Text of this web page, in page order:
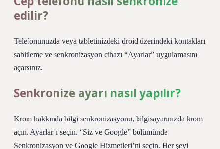
edilir?
Telefonunuzda veya tabletinizdeki droid üzerindeki kontakları
sabitleme ve senkronizasyon cihazı “Ayarlar” uygulamasını
açarsınız.
Senkronize ayarı nasıl yapılır?
Krom hakkında bilgi senkronizasyonu, bilgisayarınızda krom
açın. Ayarlar’ı seçin. “Siz ve Google” bölümünde
Senkronizasyon ve Google Hizmetleri’ni seçin. Her şeyi